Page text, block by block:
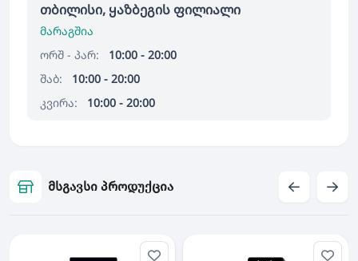
თბილისი, ყაზბეგის ფილიალი
მარაგშია
ორშ - პარ:
10:00 - 20:00
შაბ:
10:00 - 20:00
კვირა:
10:00 - 20:00
მსგავსი პროდუქცია